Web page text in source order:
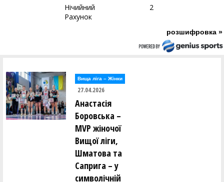
Нічийний
Рахунок
2
розшифровка »
Вища лiга – Жiнки
27.04.2026
Анастасія
Боровська –
MVP жіночої
Вищої ліги,
Шматова та
Саприга – у
символічній